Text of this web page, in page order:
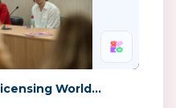
World...